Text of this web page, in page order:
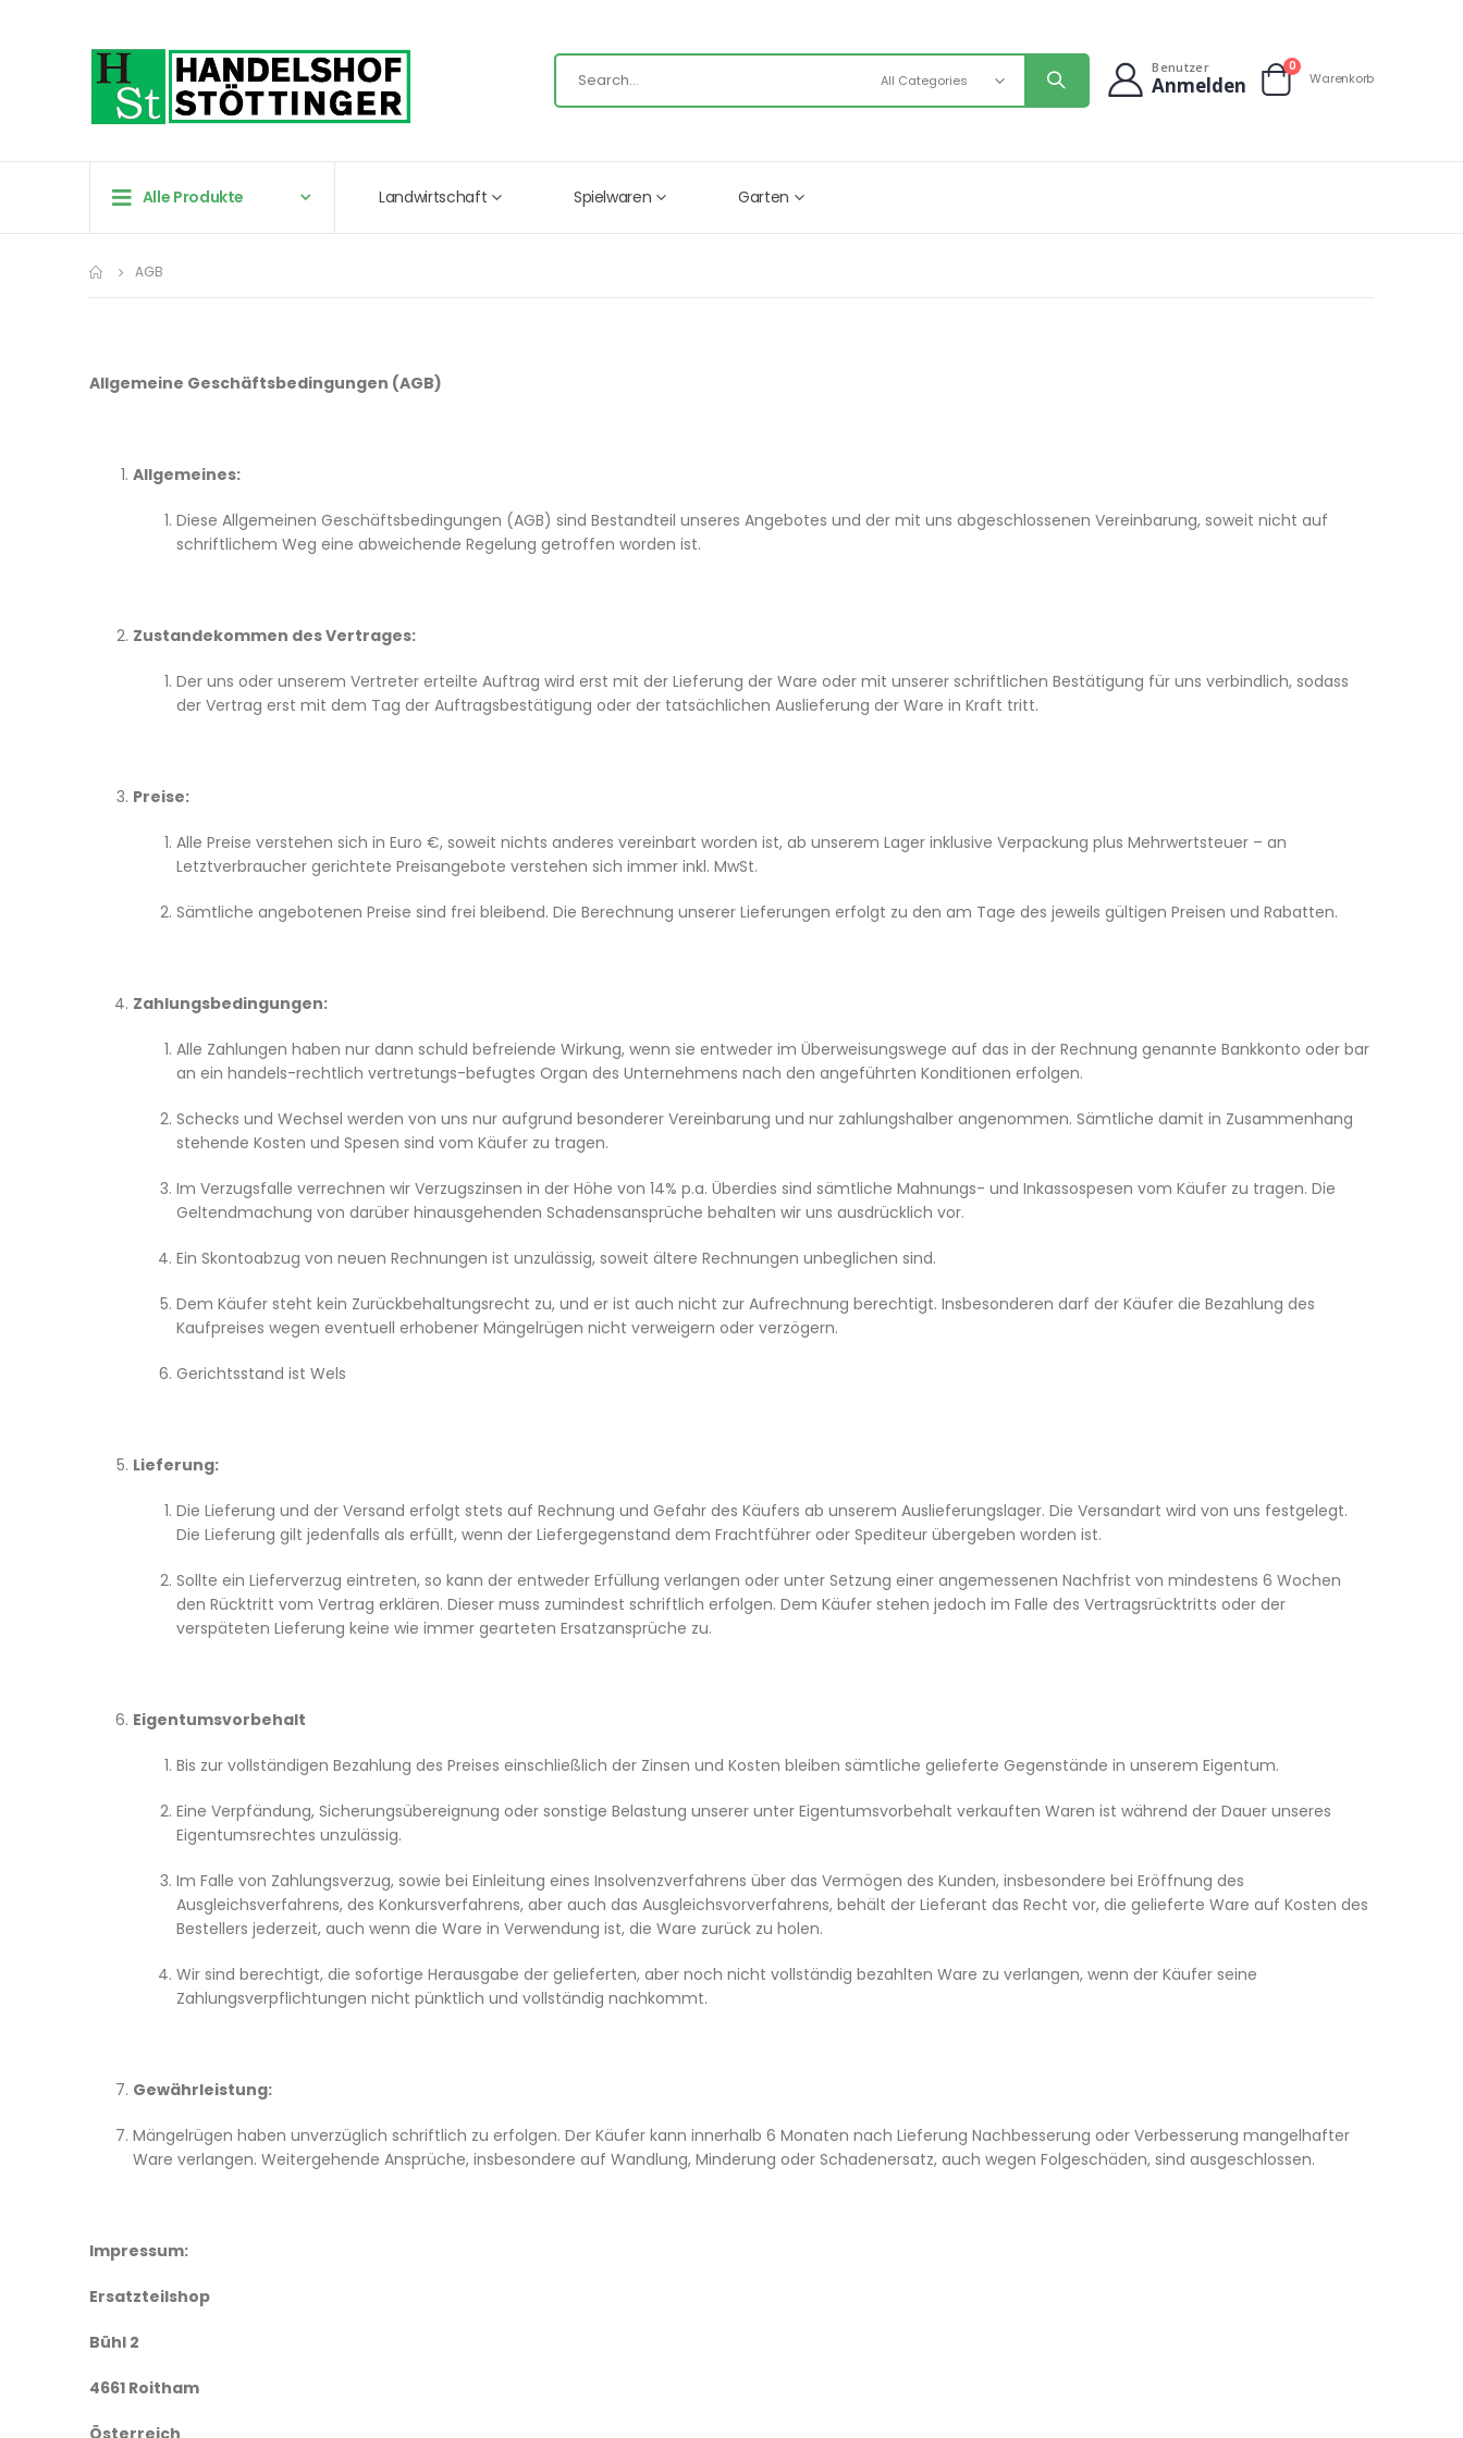
Benutzer
Anmelden Warenkorb
0Artikel
Warenkorb
Alle Produkte Landwirtschaft Spielwaren Garten
AGB
Allgemeine Geschäftsbedingungen (AGB)
Allgemeines:
Diese Allgemeinen Geschäftsbedingungen (AGB) sind Bestandteil unseres Angebotes und der mit uns abgeschlossenen Vereinbarung, soweit nicht auf
schriftlichem Weg eine abweichende Regelung getroffen worden ist.
Zustandekommen des Vertrages:
Der uns oder unserem Vertreter erteilte Auftrag wird erst mit der Lieferung der Ware oder mit unserer schriftlichen Bestätigung für uns verbindlich, sodass
der Vertrag erst mit dem Tag der Auftragsbestätigung oder der tatsächlichen Auslieferung der Ware in Kraft tritt.
Preise:
Alle Preise verstehen sich in Euro €, soweit nichts anderes vereinbart worden ist, ab unserem Lager inklusive Verpackung plus Mehrwertsteuer – an
Letztverbraucher gerichtete Preisangebote verstehen sich immer inkl. MwSt.
Sämtliche angebotenen Preise sind frei bleibend. Die Berechnung unserer Lieferungen erfolgt zu den am Tage des jeweils gültigen Preisen und Rabatten.
Zahlungsbedingungen:
Alle Zahlungen haben nur dann schuld befreiende Wirkung, wenn sie entweder im Überweisungswege auf das in der Rechnung genannte Bankkonto oder bar
an ein handels-rechtlich vertretungs-befugtes Organ des Unternehmens nach den angeführten Konditionen erfolgen.
Schecks und Wechsel werden von uns nur aufgrund besonderer Vereinbarung und nur zahlungshalber angenommen. Sämtliche damit in Zusammenhang
stehende Kosten und Spesen sind vom Käufer zu tragen.
Im Verzugsfalle verrechnen wir Verzugszinsen in der Höhe von 14% p.a. Überdies sind sämtliche Mahnungs- und Inkassospesen vom Käufer zu tragen. Die
Geltendmachung von darüber hinausgehenden Schadensansprüche behalten wir uns ausdrücklich vor.
Ein Skontoabzug von neuen Rechnungen ist unzulässig, soweit ältere Rechnungen unbeglichen sind.
Dem Käufer steht kein Zurückbehaltungsrecht zu, und er ist auch nicht zur Aufrechnung berechtigt. Insbesonderen darf der Käufer die Bezahlung des
Kaufpreises wegen eventuell erhobener Mängelrügen nicht verweigern oder verzögern.
Gerichtsstand ist Wels
Lieferung:
Die Lieferung und der Versand erfolgt stets auf Rechnung und Gefahr des Käufers ab unserem Auslieferungslager. Die Versandart wird von uns festgelegt.
Die Lieferung gilt jedenfalls als erfüllt, wenn der Liefergegenstand dem Frachtführer oder Spediteur übergeben worden ist.
Sollte ein Lieferverzug eintreten, so kann der entweder Erfüllung verlangen oder unter Setzung einer angemessenen Nachfrist von mindestens 6 Wochen
den Rücktritt vom Vertrag erklären. Dieser muss zumindest schriftlich erfolgen. Dem Käufer stehen jedoch im Falle des Vertragsrücktritts oder der
verspäteten Lieferung keine wie immer gearteten Ersatzansprüche zu.
Eigentumsvorbehalt
Bis zur vollständigen Bezahlung des Preises einschließlich der Zinsen und Kosten bleiben sämtliche gelieferte Gegenstände in unserem Eigentum.
Eine Verpfändung, Sicherungsübereignung oder sonstige Belastung unserer unter Eigentumsvorbehalt verkauften Waren ist während der Dauer unseres
Eigentumsrechtes unzulässig.
Im Falle von Zahlungsverzug, sowie bei Einleitung eines Insolvenzverfahrens über das Vermögen des Kunden, insbesondere bei Eröffnung des
Ausgleichsverfahrens, des Konkursverfahrens, aber auch das Ausgleichsvorverfahrens, behält der Lieferant das Recht vor, die gelieferte Ware auf Kosten des
Bestellers jederzeit, auch wenn die Ware in Verwendung ist, die Ware zurück zu holen.
Wir sind berechtigt, die sofortige Herausgabe der gelieferten, aber noch nicht vollständig bezahlten Ware zu verlangen, wenn der Käufer seine
Zahlungsverpflichtungen nicht pünktlich und vollständig nachkommt.
Gewährleistung:
Mängelrügen haben unverzüglich schriftlich zu erfolgen. Der Käufer kann innerhalb 6 Monaten nach Lieferung Nachbesserung oder Verbesserung mangelhafter
Ware verlangen. Weitergehende Ansprüche, insbesondere auf Wandlung, Minderung oder Schadenersatz, auch wegen Folgeschäden, sind ausgeschlossen.
Impressum:
Ersatzteilshop
Bühl 2
4661 Roitham
Österreich